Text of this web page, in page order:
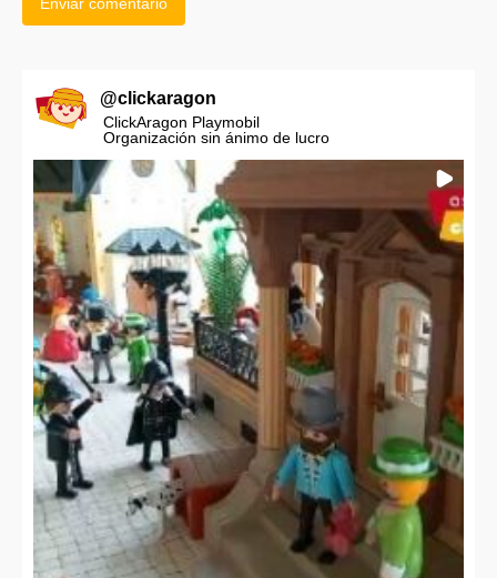
@clickaragon
ClickAragon Playmobil
Organización sin ánimo de lucro